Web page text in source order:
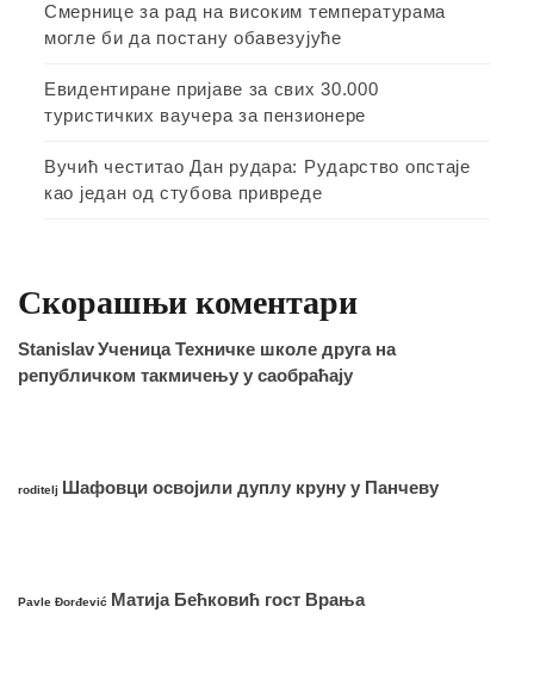
Смернице за рад на високим температурама
могле би да постану обавезујуће
Евидентиране пријаве за свих 30.000
туристичких ваучера за пензионере
Вучић честитао Дан рудара: Рударство опстаје
као један од стубова привреде
Скорашњи коментари
StanislavУченица Техничке школе друга на
републичком такмичењу у саобраћају
roditelj Шафовци освојили дуплу круну у Панчеву
Pavle Đorđević Матија Бећковић гост Врања